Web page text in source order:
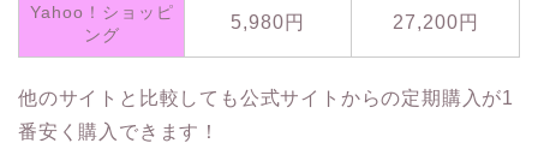
Yahoo！ショッピ
ング
5,980円 27,200円
他のサイトと比較しても公式サイトからの定期購入が1
番安く購入できます！